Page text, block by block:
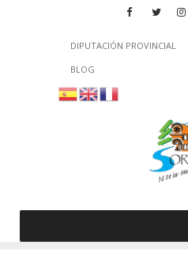
DIPUTACIÓN PROVINCIAL
BLOG